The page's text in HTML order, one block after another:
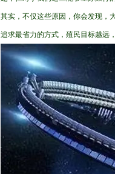
其实，不仅这些原因，你会发现，
追求最省力的方式，殖民目标越远